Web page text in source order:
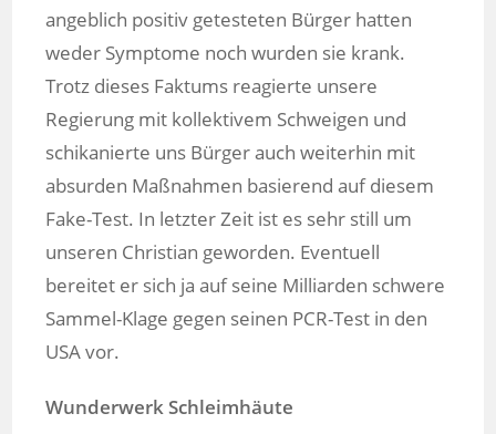
angeblich positiv getesteten Bürger hatten
weder Symptome noch wurden sie krank.
Trotz dieses Faktums reagierte unsere
Regierung mit kollektivem Schweigen und
schikanierte uns Bürger auch weiterhin mit
absurden Maßnahmen basierend auf diesem
Fake-Test. In letzter Zeit ist es sehr still um
unseren Christian geworden. Eventuell
bereitet er sich ja auf seine Milliarden schwere
Sammel-Klage gegen seinen PCR-Test in den
USA vor.
Wunderwerk Schleimhäute